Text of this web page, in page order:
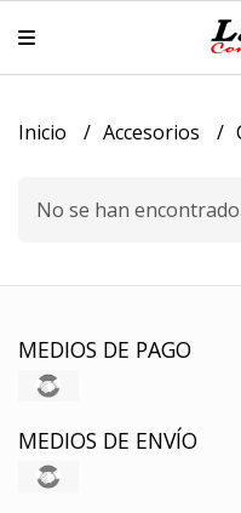
Inicio Accesorios
No se han
MEDIOS DE PAGO
MEDIOS DE ENVÍO